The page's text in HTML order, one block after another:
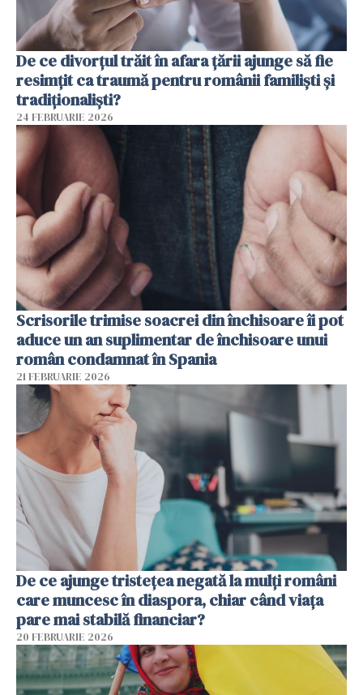
De ce divorțul trăit în afara țării ajunge să fie
resimțit ca traumă pentru românii familiști și
tradiționaliști?
24 FEBRUARIE 2026
Scrisorile trimise soacrei din închisoare îi pot
aduce un an suplimentar de închisoare unui
român condamnat în Spania
21 FEBRUARIE 2026
De ce ajunge tristețea negată la mulți români
care muncesc în diaspora, chiar când viața
pare mai stabilă financiar?
20 FEBRUARIE 2026